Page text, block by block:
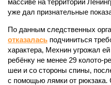
массиве на территории
уже дал признательные
По данным следственных
отказалась подчиниться
характера, Мехнин угрожал
ребёнку не менее 29 колото-
шеи и со стороны спины,
с помощью лямки от рюкзака.